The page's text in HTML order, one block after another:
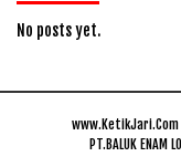
No posts yet.
www.KetikJari.Com
PT.BALUK ENAM